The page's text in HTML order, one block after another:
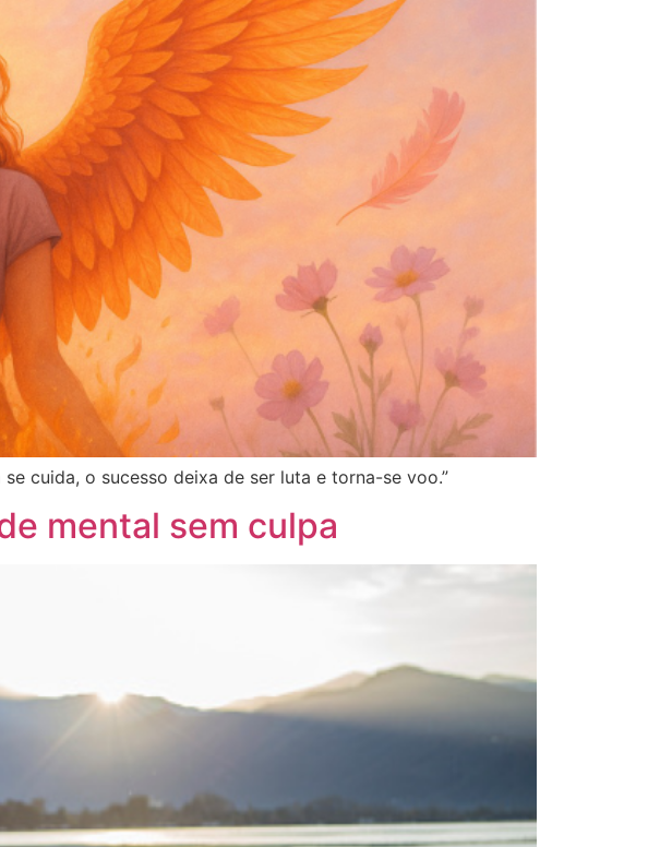
cuida, o sucesso deixa de ser luta e torna-se voo.”
mental sem culpa